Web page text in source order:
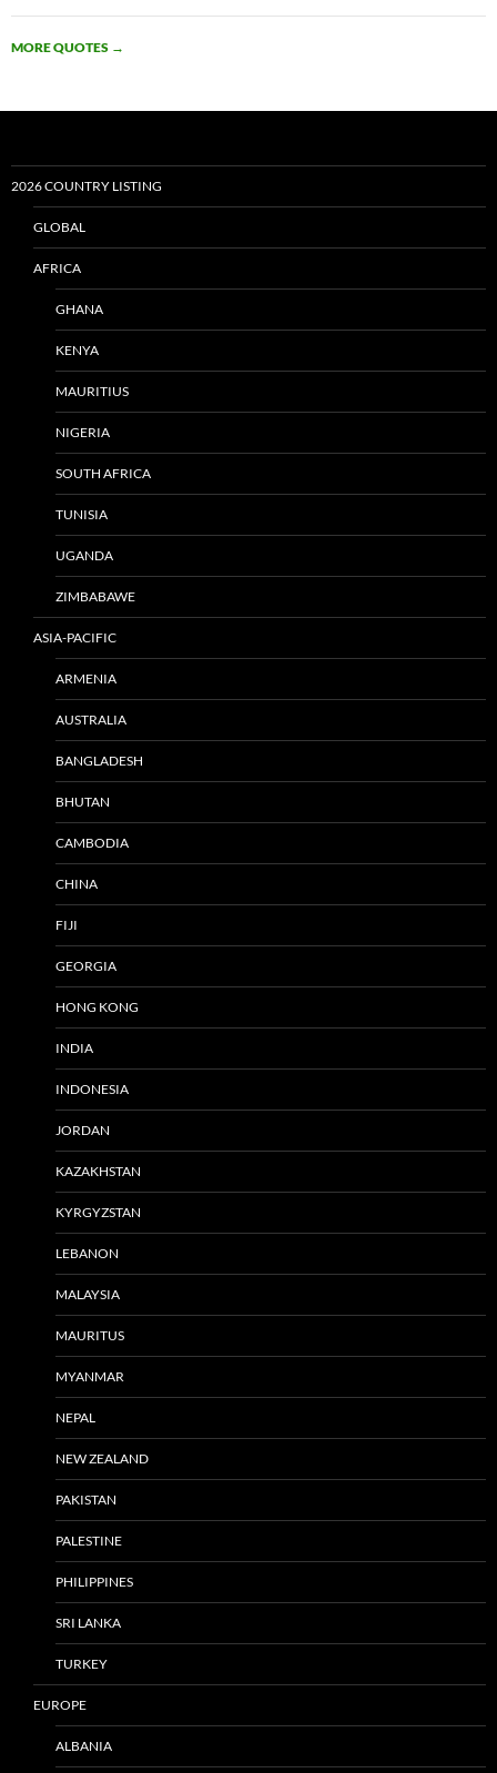
MORE QUOTES →
2026 COUNTRY LISTING
GLOBAL
AFRICA
GHANA
KENYA
MAURITIUS
NIGERIA
SOUTH AFRICA
TUNISIA
UGANDA
ZIMBABAWE
ASIA-PACIFIC
ARMENIA
AUSTRALIA
BANGLADESH
BHUTAN
CAMBODIA
CHINA
FIJI
GEORGIA
HONG KONG
INDIA
INDONESIA
JORDAN
KAZAKHSTAN
KYRGYZSTAN
LEBANON
MALAYSIA
MAURITUS
MYANMAR
NEPAL
NEW ZEALAND
PAKISTAN
PALESTINE
PHILIPPINES
SRI LANKA
TURKEY
EUROPE
ALBANIA